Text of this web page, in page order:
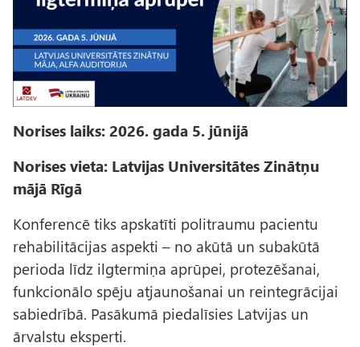
Norises laiks: 2026. gada 5. jūnijā
Norises vieta: Latvijas Universitātes Zinātņu
mājā Rīgā
Konferencē tiks apskatīti politraumu pacientu
rehabilitācijas aspekti – no akūtā un subakūtā
perioda līdz ilgtermiņa aprūpei, protezēšanai,
funkcionālo spēju atjaunošanai un reintegrācijai
sabiedrībā. Pasākumā piedalīsies Latvijas un
ārvalstu eksperti.